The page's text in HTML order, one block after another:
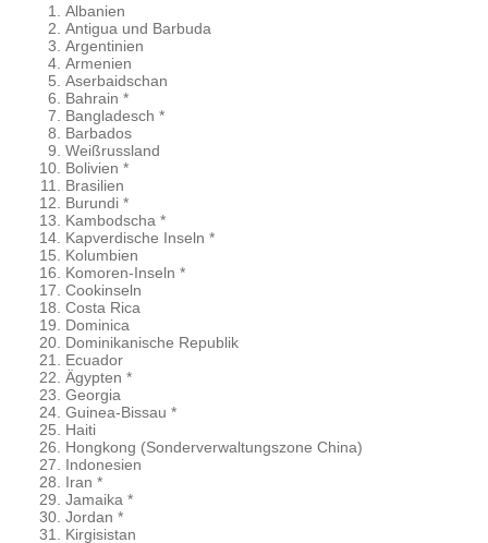
Albanien
Antigua und Barbuda
Argentinien
Armenien
Aserbaidschan
Bahrain *
Bangladesch *
Barbados
Weißrussland
Bolivien *
Brasilien
Burundi *
Kambodscha *
Kapverdische Inseln *
Kolumbien
Komoren-Inseln *
Cookinseln
Costa Rica
Dominica
Dominikanische Republik
Ecuador
Ägypten *
Georgia
Guinea-Bissau *
Haiti
Hongkong (Sonderverwaltungszone China)
Indonesien
Iran *
Jamaika *
Jordan *
Kirgisistan